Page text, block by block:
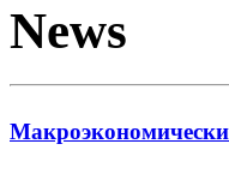
News